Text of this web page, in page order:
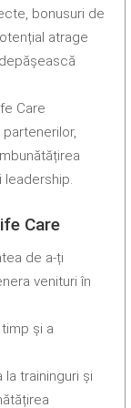
bonusuri de
atrage
Care
leadership.
Care
de a-ți
venituri în
și a
la traininguri și